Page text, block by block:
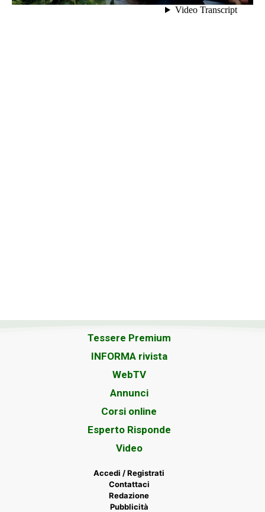
Tessere Premium
INFORMA rivista
WebTV
Annunci
Corsi online
Esperto Risponde
Video
Accedi / Registrati
Contattaci
Redazione
Pubblicità